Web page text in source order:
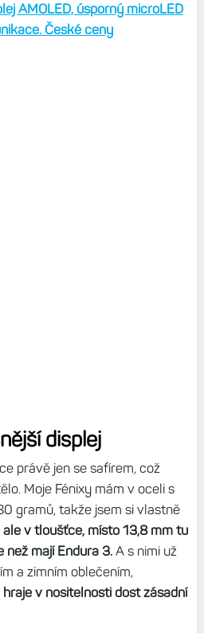
AMOLED, úsporný microLED
České ceny
displej
právě jen se safírem, což
Moje Fénixy mám v oceli s
gramů, takže jsem si vlastně
ale v tloušťce, místo 13,8 mm tu
než mají Endura 3.A s nimi už
a zimním oblečením,
v nositelnosti dost zásadní